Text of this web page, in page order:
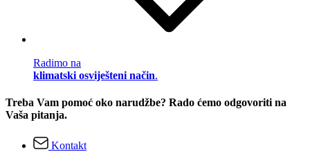
Radimo na
klimatski osviješteni način.
Treba Vam pomoć oko narudžbe? Rado ćemo odgovoriti na
Vaša pitanja.
Kontakt